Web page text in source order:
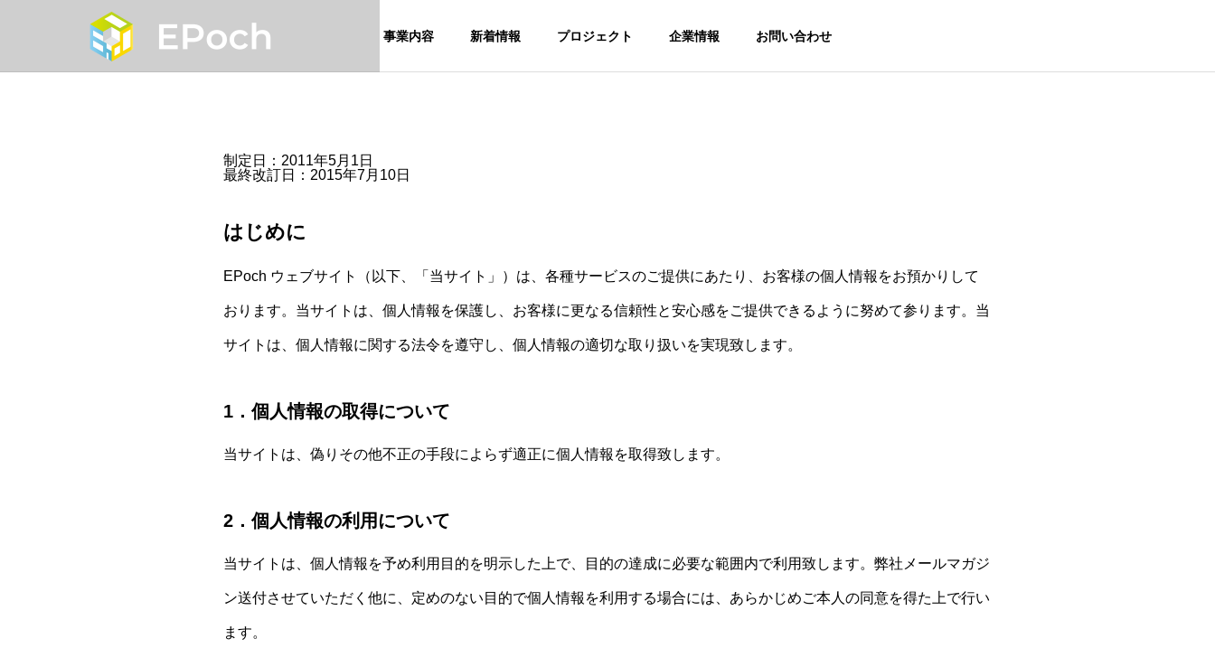
事業内容 新着情報 プロジェクト 企業情報 お問い合わせ
REHABILITA
TION
SEMINAR
IT SOLUTIO
N
OUTLINE
制定日：2011年5月1日
最終改訂日：2015年7月10日
はじめに
EPoch ウェブサイト（以下、「当サイト」）は、各種サービスのご提供にあたり、お客様の個人情報をお預かりして
おります。当サイトは、個人情報を保護し、お客様に更なる信頼性と安心感をご提供できるように努めて参ります。当
サイトは、個人情報に関する法令を遵守し、個人情報の適切な取り扱いを実現致します。
1．個人情報の取得について
当サイトは、偽りその他不正の手段によらず適正に個人情報を取得致します。
2．個人情報の利用について
当サイトは、個人情報を予め利用目的を明示した上で、目的の達成に必要な範囲内で利用致します。弊社メールマガジ
ン送付させていただく他に、定めのない目的で個人情報を利用する場合には、あらかじめご本人の同意を得た上で行い
ます。